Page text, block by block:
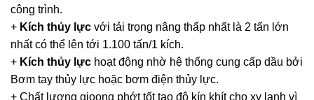
công trình.
+ Kích thủy lực với tải trọng nâng thấp nhất là 2 tấn lớn
nhất có thể lên tới 1.100 tấn/1 kích.
+ Kích thủy lực hoạt động nhờ hệ thống cung cấp dầu bởi
Bơm tay thủy lực hoặc bơm điện thủy lực.
+ Chất lượng gioong phớt tốt tạo độ kín khít cho xy lanh vì